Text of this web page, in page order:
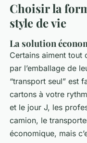
Choisir la
style de vie
La solution
Certains aiment tout
par l’emballage de
“transport seul” est
cartons à votre
et le jour J, les
camion, le
économique, mais